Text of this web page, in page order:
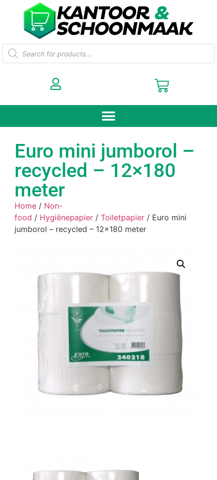
Euro mini jumborol –
recycled – 12×180
meter
Home / Non-
food / Hygiënepapier / Toiletpapier / Euro mini
jumborol – recycled – 12×180 meter